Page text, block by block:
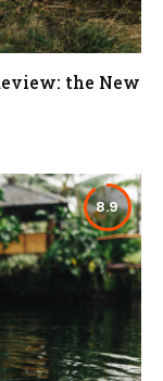
the New
8.9